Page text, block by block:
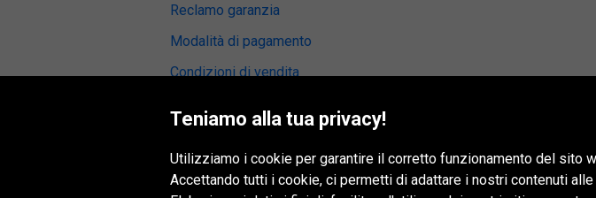
Reclamo garanzia
Modalità di pagamento
Condizioni di vendita
Accessabilità digitale
Teniamo alla tua privacy!
Utilizziamo i cookie per garantire il corretto funzionamento del sito
Accettando tutti i cookie, ci permetti di adattare i nostri contenuti